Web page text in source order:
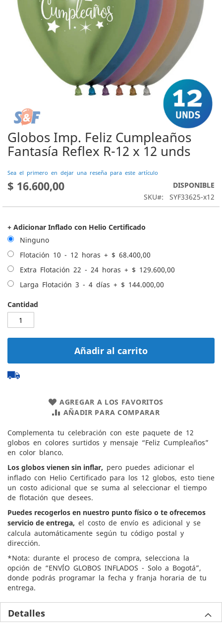
Globos Imp. Feliz Cumpleaños
Fantasía Reflex R-12 x 12 unds
Sea el primero en dejar una reseña para este artículo
$ 16.600,00 DISPONIBLE
SKU SYF33625-x12
+ Adicionar Inflado con Helio Certificado
Ninguno
Flotación 10 - 12 horas + $ 68.400,00
Extra Flotación 22 - 24 horas + $ 129.600,00
Larga Flotación 3 - 4 días + $ 144.000,00
Cantidad
Añadir al carrito
AGREGAR A LOS FAVORITOS
AÑADIR PARA COMPARAR
Complementa tu celebración con este paquete de 12
globos en colores surtidos y mensaje “Feliz Cumpleaños”
en color blanco.
Los globos vienen sin inflar, pero puedes adicionar el
inflado con Helio Certificado para los 12 globos, esto tiene
un costo adicional que se suma al seleccionar el tiempo
de flotación que desees.
Puedes recogerlos en nuestro punto físico o te ofrecemos
servicio de entrega, el costo de envío es adicional y se
calcula automáticamente según tu código postal y
dirección.
*Nota: durante el proceso de compra, selecciona la
opción de “ENVÍO GLOBOS INFLADOS - Solo a Bogotá”,
donde podrás programar la fecha y franja horaria de tu
entrega.
Saltar
comienzo
la
galería
Detalles